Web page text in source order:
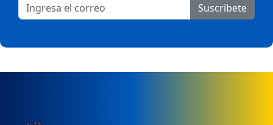
Suscribete